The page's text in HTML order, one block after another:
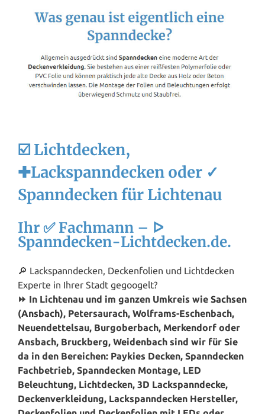
☑️ Lichtdecken,
✚Lackspanndecken oder ✓
Spanndecken für Lichtenau
Ihr ✅ Fachmann – ᐅ
Spanndecken-Lichtdecken.de.
🔎 Lackspanndecken, Deckenfolien und Lichtdecken
Experte in Ihrer Stadt gegoogelt?
⏩ In Lichtenau und im ganzen Umkreis wie Sachsen
(Ansbach), Petersaurach, Wolframs-Eschenbach,
Neuendettelsau, Burgoberbach, Merkendorf oder
Ansbach, Bruckberg, Weidenbach sind wir für Sie
da in den Bereichen: Paykies Decken, Spanndecken
Fachbetrieb, Spanndecken Montage, LED
Beleuchtung, Lichtdecken, 3D Lackspanndecke,
Deckenverkleidung, Lackspanndecken Hersteller,